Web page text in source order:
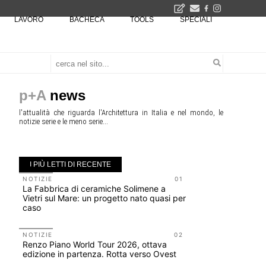
LAVORO BACHECA TOOLS SPECIALI
p+A news
l'attualità che riguarda l'Architettura in Italia e nel mondo, le
notizie serie e le meno serie...
I PIÙ LETTI DI RECENTE
01
NOTIZIE
La Fabbrica di ceramiche Solimene a
Vietri sul Mare: un progetto nato quasi per
caso
02
NOTIZIE
Renzo Piano World Tour 2026, ottava
edizione in partenza. Rotta verso Ovest